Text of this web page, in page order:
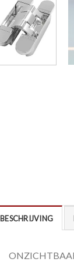
BESCHRIJVING